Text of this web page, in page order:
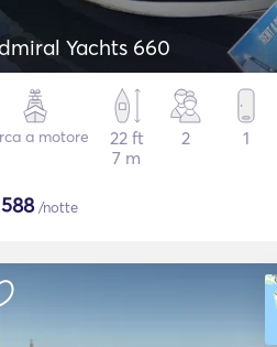
Yachts 660
a motore
22 ft
7 m
2 1
588/notte